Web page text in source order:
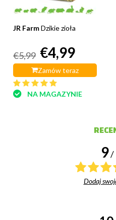
JR FarmDzikie zioła
€5,99 €4,99
Zamów teraz
NA MAGAZYNIE
9/
Dodaj